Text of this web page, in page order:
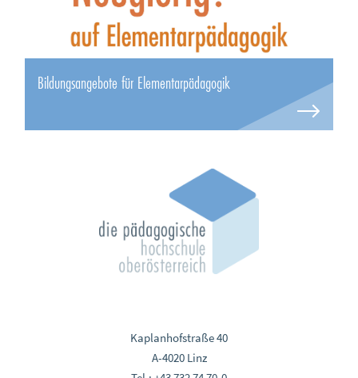
Bildungsangebote für Elementarpädagogik
Kaplanhofstraße 40
A-4020 Linz